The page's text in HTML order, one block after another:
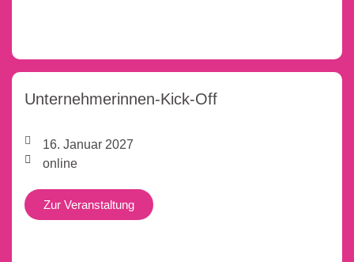
Unternehmerinnen-Kick-Off
16. Januar 2027
online
Zur Veranstaltung